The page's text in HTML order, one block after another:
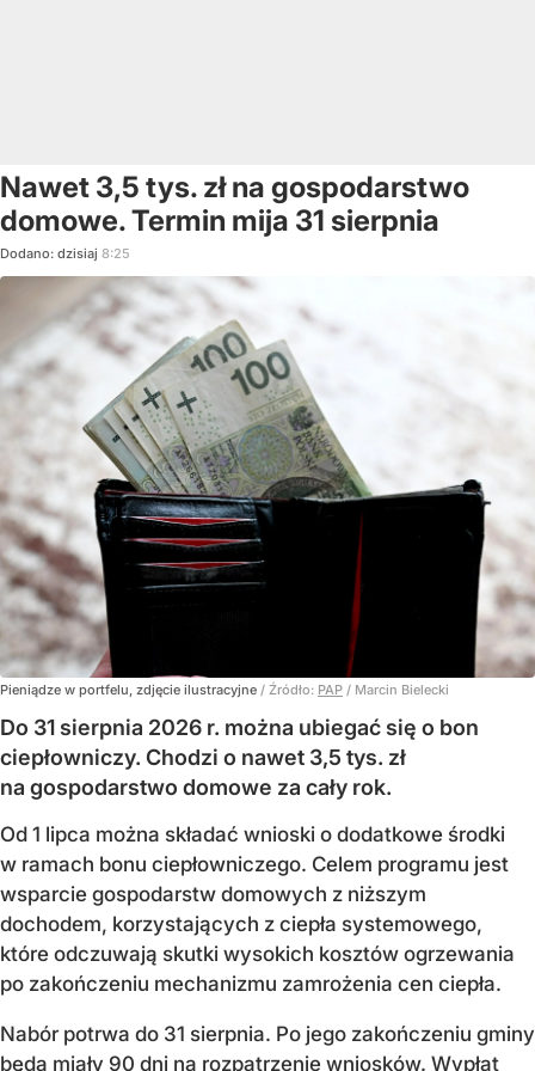
Nawet 3,5 tys. zł na gospodarstwo
domowe. Termin mija 31 sierpnia
Dodano: dzisiaj 8:25
Pieniądze w portfelu, zdjęcie ilustracyjne / Źródło: PAP / Marcin Bielecki
Do 31 sierpnia 2026 r. można ubiegać się o bon
ciepłowniczy. Chodzi o nawet 3,5 tys. zł
na gospodarstwo domowe za cały rok.
Od 1 lipca można składać wnioski o dodatkowe środki
w ramach bonu ciepłowniczego. Celem programu jest
wsparcie gospodarstw domowych z niższym
dochodem, korzystających z ciepła systemowego,
które odczuwają skutki wysokich kosztów ogrzewania
po zakończeniu mechanizmu zamrożenia cen ciepła.
Nabór potrwa do 31 sierpnia. Po jego zakończeniu gminy
będą miały 90 dni na rozpatrzenie wniosków. Wypłat